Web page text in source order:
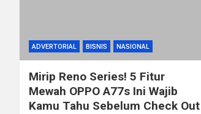
ADVERTORIAL BISNIS NASIONAL
Mirip Reno Series! 5 Fitur
Mewah OPPO A77s Ini Wajib
Kamu Tahu Sebelum Check Out